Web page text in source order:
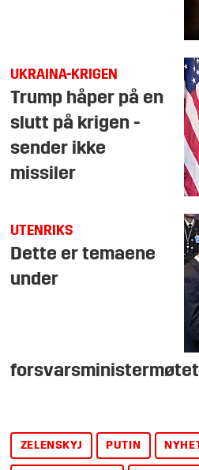
UKRAINA-KRIGEN
Trump håper på en
slutt på krigen -
sender ikke
missiler
UTENRIKS
Dette er temaene
under
ZELENSKYJ PUTIN